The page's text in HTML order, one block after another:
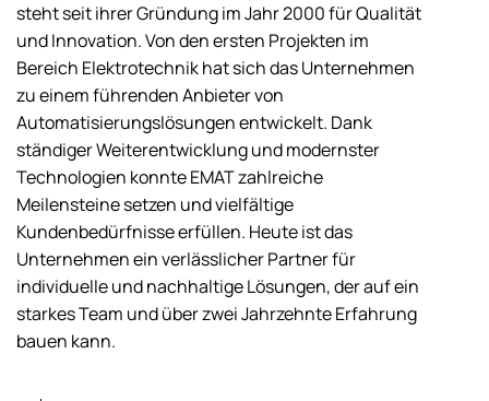
steht seit ihrer Gründung im Jahr 2000 für Qualität
und Innovation. Von den ersten Projekten im
Bereich Elektrotechnik hat sich das Unternehmen
zu einem führenden Anbieter von
Automatisierungslösungen entwickelt. Dank
ständiger Weiterentwicklung und modernster
Technologien konnte EMAT zahlreiche
Meilensteine setzen und vielfältige
Kundenbedürfnisse erfüllen. Heute ist das
Unternehmen ein verlässlicher Partner für
individuelle und nachhaltige Lösungen, der auf ein
starkes Team und über zwei Jahrzehnte Erfahrung
bauen kann.